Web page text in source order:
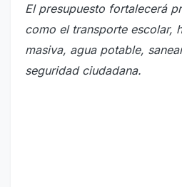
El presupuesto fortalecerá
como el transporte escolar,
masiva, agua potable,
seguridad ciudadana.